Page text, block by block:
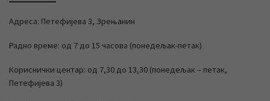
Адреса: Петефијева 3, Зрењанин
Радно време: од 7 до 15 часова (понедељак-петак)
Кориснички центар: од 7,30 до 13,30 (понедељак – петак,
Петефијева 3)